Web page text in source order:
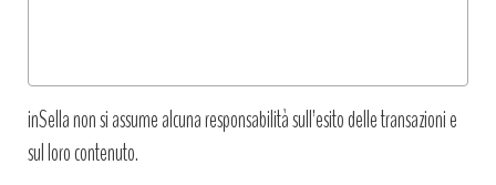
inSella non si assume alcuna responsabilità sull’esito delle transazioni e
sul loro contenuto.